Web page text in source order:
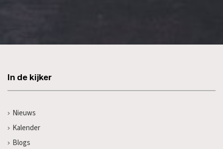
In de kijker
Nieuws
Kalender
Blogs